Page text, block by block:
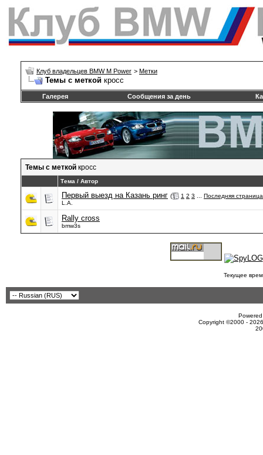
Клуб владельцев BMW M Power > Метки
Темы с меткой кросс
Галерея Сообщения за день
Темы с меткой кросс
Тема / Автор
Первый выезд на Казань ринг ( 1 2 3
Последняя страница
L.A.
Rally cross
bmw3s
Текущее
Copyright ©2000 -